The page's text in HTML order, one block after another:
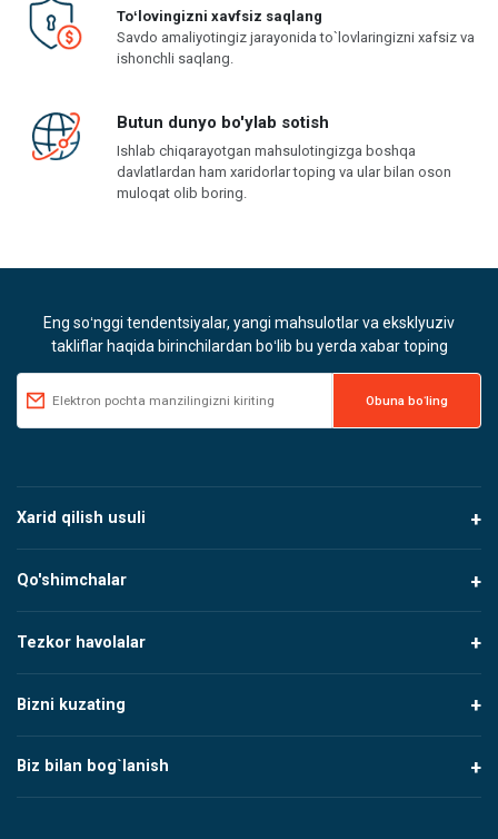
Toʻlovingizni xavfsiz saqlang
Savdo amaliyotingiz jarayonida to`lovlaringizni xafsiz va
ishonchli saqlang.
Butun dunyo bo'ylab sotish
Ishlab chiqarayotgan mahsulotingizga boshqa
davlatlardan ham xaridorlar toping va ular bilan oson
muloqat olib boring.
Eng soʻnggi tendentsiyalar, yangi mahsulotlar va eksklyuziv
takliflar haqida birinchilardan boʻlib bu yerda xabar toping
Xarid qilish usuli
Qo'shimchalar
Tezkor havolalar
Bizni kuzating
Biz bilan bog`lanish